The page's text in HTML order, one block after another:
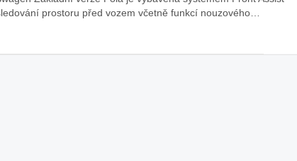
prostoru před vozem včetně funkcí nouzového…